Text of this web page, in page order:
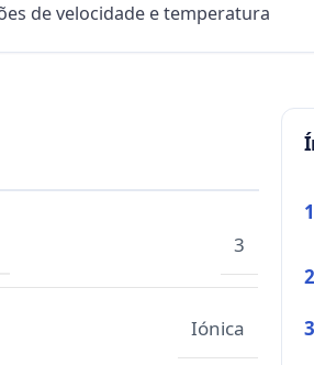
de velocidade e temperatura
3
Iónica
1
2
3